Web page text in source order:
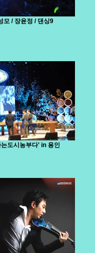
모 / 장윤정 / 댄싱9
도시농부다' in 용인